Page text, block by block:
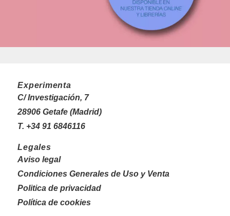
Experimenta
C/ Investigación, 7
28906 Getafe (Madrid)
T. +34 91 6846116
Legales
Aviso legal
Condiciones Generales de Uso y Venta
Politica de privacidad
Política de cookies